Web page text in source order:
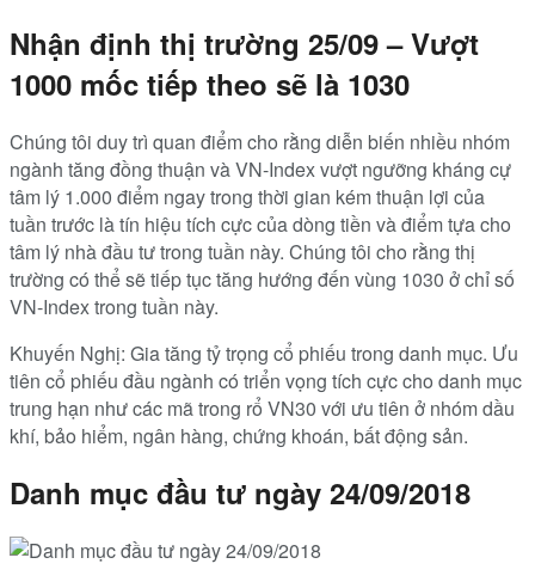
Nhận định thị trường 25/09 – Vượt
1000 mốc tiếp theo sẽ là 1030
Chúng tôi duy trì quan điểm cho rằng diễn biến nhiều nhóm
ngành tăng đồng thuận và VN-Index vượt ngưỡng kháng cự
tâm lý 1.000 điểm ngay trong thời gian kém thuận lợi của
tuần trước là tín hiệu tích cực của dòng tiền và điểm tựa cho
tâm lý nhà đầu tư trong tuần này. Chúng tôi cho rằng thị
trường có thể sẽ tiếp tục tăng hướng đến vùng 1030 ở chỉ số
VN-Index trong tuần này.
Khuyến Nghị: Gia tăng tỷ trọng cổ phiếu trong danh mục. Ưu
tiên cổ phiếu đầu ngành có triển vọng tích cực cho danh mục
trung hạn như các mã trong rổ VN30 với ưu tiên ở nhóm dầu
khí, bảo hiểm, ngân hàng, chứng khoán, bất động sản.
Danh mục đầu tư ngày 24/09/2018